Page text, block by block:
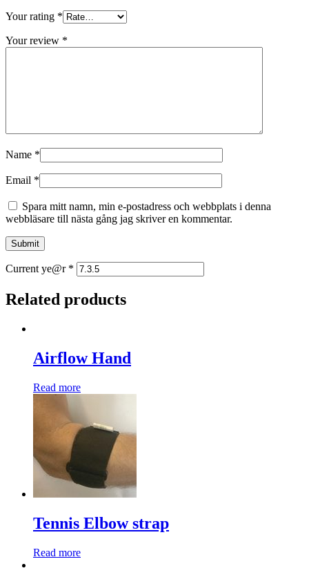
Your rating *
Your review *
Name *
Email *
Spara mitt namn, min e-postadress och webbplats i denna
webbläsare till nästa gång jag skriver en kommentar.
Current ye@r *
Related products
Airflow Hand
Read more
Tennis Elbow strap
Read more